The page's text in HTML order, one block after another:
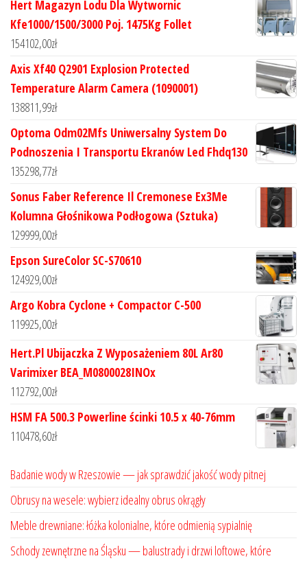
Hert Magazyn Lodu Dla Wytwornic
Kfe1000/1500/3000 Poj. 1475Kg Follet
154102,00zł
Axis Xf40 Q2901 Explosion Protected
Temperature Alarm Camera (1090001)
138811,99zł
Optoma Odm02Mfs Uniwersalny System Do
Podnoszenia I Transportu Ekranów Led Fhdq130
135298,77zł
Sonus Faber Reference Il Cremonese Ex3Me
Kolumna Głośnikowa Podłogowa (Sztuka)
129999,00zł
Epson SureColor SC-S70610
124929,00zł
Argo Kobra Cyclone + Compactor C-500
119925,00zł
Hert.Pl Ubijaczka Z Wyposażeniem 80L Ar80
Varimixer BEA_M0800028INOx
112792,00zł
HSM FA 500.3 Powerline ścinki 10.5 x 40-76mm
110478,60zł
Badanie wody w Rzeszowie — jak sprawdzić jakość wody pitnej
Obrusy na wesele: wybierz idealny obrus okrągły
Meble drewniane: łóżka kolonialne, które odmienią sypialnię
Schody zewnętrzne na Śląsku — balustrady i drzwi loftowe, które